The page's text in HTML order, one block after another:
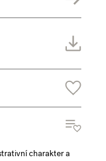
charakter a